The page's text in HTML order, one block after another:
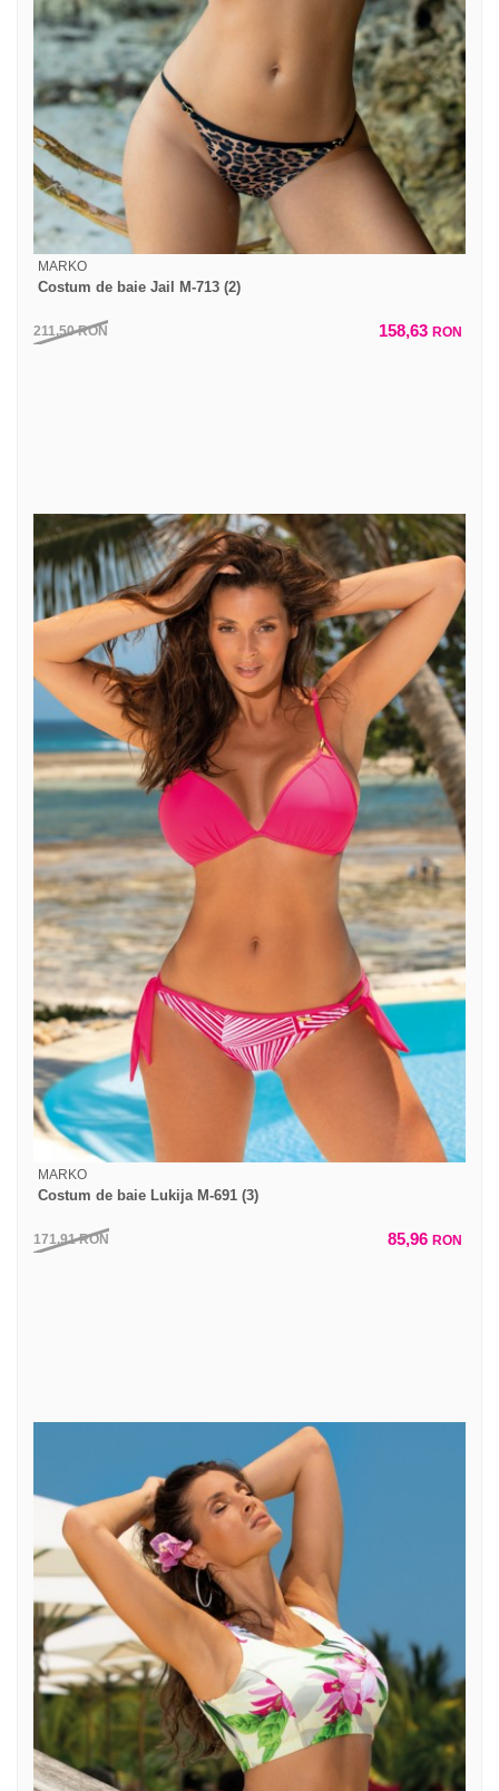
MARKO
Costum de baie Jail M-713 (2)
211,50RON 158,63 RON
MARKO
Costum de baie Lukija M-691 (3)
171,91RON 85,96 RON